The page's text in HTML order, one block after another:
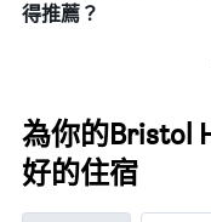
得推薦？
為你的Bristol
好的住宿